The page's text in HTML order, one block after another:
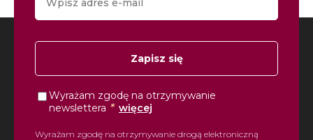
Zapisz się
Wyrażam zgodę na otrzymywanie
newslettera * więcej
Wyrażam zgodę na otrzymywanie drogą elektroniczną